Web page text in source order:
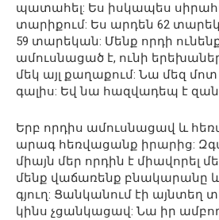
պատահել: Ես իսկապես
տարիքում: Ես արդեն 62
59 տարեկան: Մենք որդի
ամուսնացած է, ունի
մեկ այլ քաղաքում: Նա մեզ
գալիս: Եվ նա հազվադեպ է
Երբ որդիս ամուսնացավ և
արագ հեռվացանք իրարից:
միայն մեր որդին է միավորել
մենք վաճառենք բնակարանը
գյուղ: Ցանկանում էի այնտեղ
կինս չցանկացավ: Նա իր